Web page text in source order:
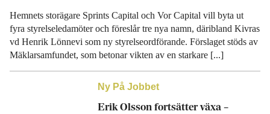
Hemnets storägare Sprints Capital och Vor Capital vill byta ut
fyra styrelseledamöter och föreslår tre nya namn, däribland Kivras
vd Henrik Lönnevi som ny styrelseordförande. Förslaget stöds av
Mäklarsamfundet, som betonar vikten av en starkare [...]
Ny På Jobbet
Erik Olsson fortsätter växa –